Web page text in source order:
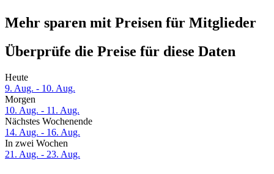
Mehr sparen mit Preisen für Mitglieder
Überprüfe die Preise für diese Daten
Heute
9. Aug. - 10. Aug.
Morgen
10. Aug. - 11. Aug.
Nächstes Wochenende
14. Aug. - 16. Aug.
In zwei Wochen
21. Aug. - 23. Aug.